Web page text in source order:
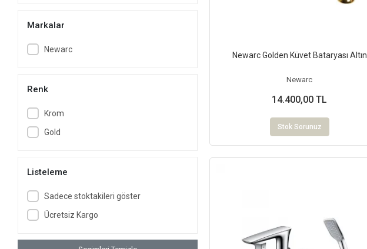
Bide Bataryası
Ankastre Batarya
Musluk
Tamamlayıcılar
Sifon
Markalar
Newarc
Renk
Krom
Gold
Listeleme
Sadece stoktakileri göster
Ücretsiz Kargo
Newarc Golden Küvet Bataryası Altın
Newarc
14.400,00 TL
Stok Sorunuz